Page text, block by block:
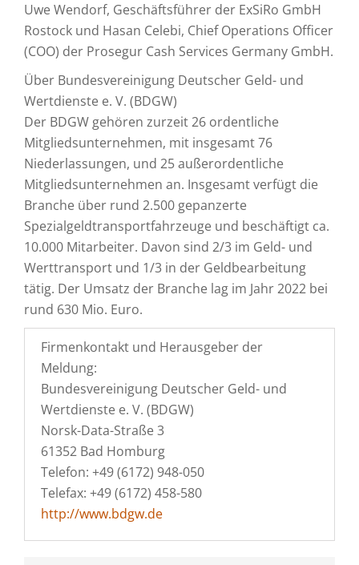
Uwe Wendorf, Geschäftsführer der ExSiRo GmbH
Rostock und Hasan Celebi, Chief Operations Officer
(COO) der Prosegur Cash Services Germany GmbH.
Über Bundesvereinigung Deutscher Geld- und
Wertdienste e. V. (BDGW)
Der BDGW gehören zurzeit 26 ordentliche
Mitgliedsunternehmen, mit insgesamt 76
Niederlassungen, und 25 außerordentliche
Mitgliedsunternehmen an. Insgesamt verfügt die
Branche über rund 2.500 gepanzerte
Spezialgeldtransportfahrzeuge und beschäftigt ca.
10.000 Mitarbeiter. Davon sind 2/3 im Geld- und
Werttransport und 1/3 in der Geldbearbeitung
tätig. Der Umsatz der Branche lag im Jahr 2022 bei
rund 630 Mio. Euro.
Firmenkontakt und Herausgeber der
Meldung:
Bundesvereinigung Deutscher Geld- und
Wertdienste e. V. (BDGW)
Norsk-Data-Straße 3
61352 Bad Homburg
Telefon: +49 (6172) 948-050
Telefax: +49 (6172) 458-580
http://www.bdgw.de